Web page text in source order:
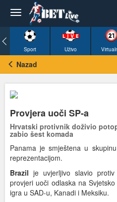
Sport Uživo
Nazad
Provjera uoči SP-a
Hrvatski protivnik doživio
zabio šest komada
Panama je smještena u
reprezentacijom.
Brazil je uvjerljivo slavio protiv
provjeri uoči odlaska na
igra u SAD-u, Kanadi i Meksiku.